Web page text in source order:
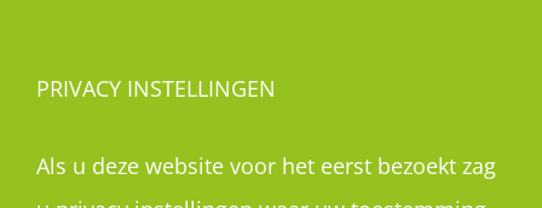
PRIVACY INSTELLINGEN
Als u deze website voor het eerst bezoekt zag